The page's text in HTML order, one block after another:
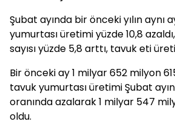
Şubat ayında bir önceki yılın aynı
yumurtası üretimi yüzde 10,8
sayısı yüzde 5,8 arttı, tavuk eti
Bir önceki ay 1 milyar 652 milyon
tavuk yumurtası üretimi Şubat
oranında azalarak 1 milyar 547
oldu.